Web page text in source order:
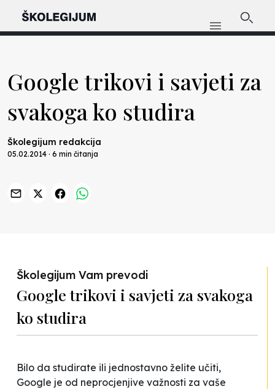
Google trikovi i savjeti za
svakoga ko studira
Školegijum redakcija
05.02.2014 · 6 min čitanja
Školegijum Vam prevodi
Google trikovi i savjeti za svakoga
ko studira
Bilo da studirate ili jednostavno želite učiti,
Google je od neprocjenjive važnosti za vaše